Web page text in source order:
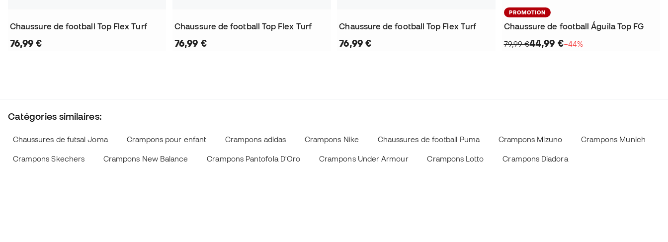
Chaussure de football Top Flex Turf
76,99 €
Chaussure de football Top Flex Turf
76,99 €
Chaussure de football Top Flex Turf
76,99 €
PROMOTION
Chaussure de football Águila Top FG
79,99 €44,99 €−44%
Catégories similaires:
Chaussures de futsal Joma Crampons pour enfant Crampons adidas Crampons Nike Chaussures de football Puma Crampons Mizuno Crampons Munich
Crampons Skechers Crampons New Balance Crampons Pantofola D'Oro Crampons Under Armour Crampons Lotto Crampons Diadora